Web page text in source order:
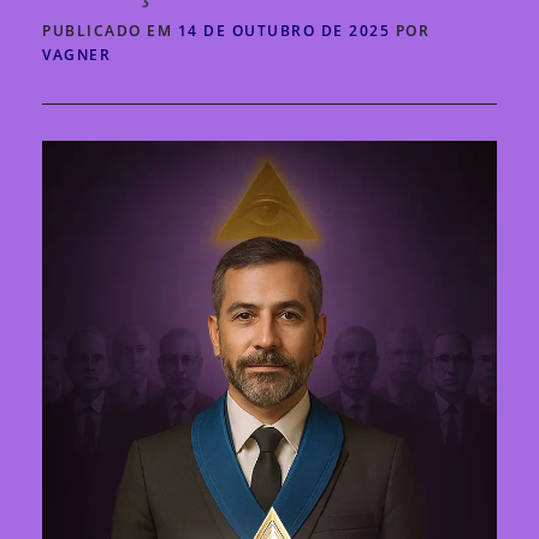
PUBLICADO EM 14 DE OUTUBRO DE 2025 POR
VAGNER